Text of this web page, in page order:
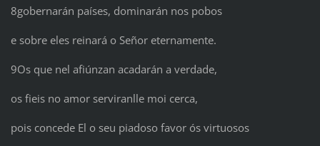
8gobernarán países, dominarán nos pobos
e sobre eles reinará o Señor eternamente.
9Os que nel afiúnzan acadarán a verdade,
os fieis no amor serviranlle moi cerca,
pois concede El o seu piadoso favor ós virtuosos